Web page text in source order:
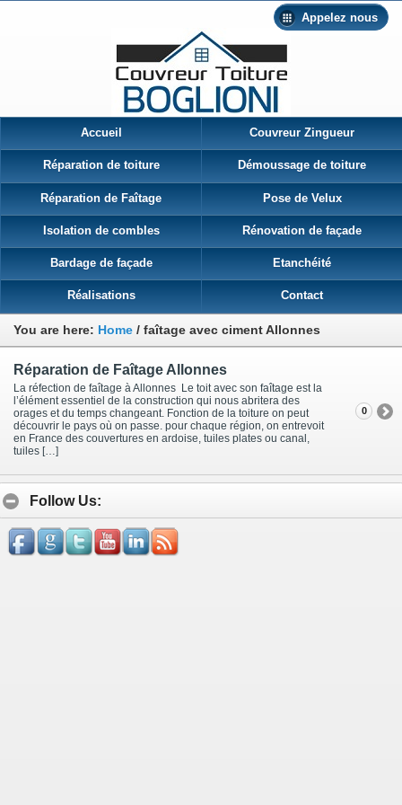
Appelez nous
Accueil Couvreur Zingueur
Réparation de toiture Démoussage de toiture
Réparation de Faîtage Pose de Velux
Isolation de combles Rénovation de façade
Bardage de façade Etanchéité
Réalisations Contact
You are here: Home / faîtage avec ciment Allonnes
Réparation de Faîtage Allonnes
La réfection de faîtage à Allonnes Le toit avec son faîtage est la
l’élément essentiel de la construction qui nous abritera des
orages et du temps changeant. Fonction de la toiture on peut
découvrir le pays où on passe. pour chaque région, on entrevoit
en France des couvertures en ardoise, tuiles plates ou canal,
tuiles […]
0
Follow Us: